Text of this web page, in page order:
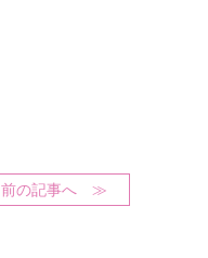
前の記事へ ≫